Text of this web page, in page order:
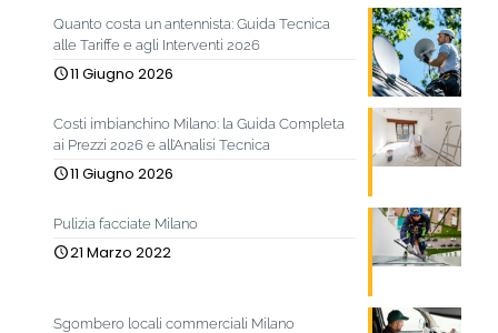
Quanto costa un antennista: Guida Tecnica
alle Tariffe e agli Interventi 2026
11 Giugno 2026
Costi imbianchino Milano: la Guida Completa
ai Prezzi 2026 e all’Analisi Tecnica
11 Giugno 2026
Pulizia facciate Milano
21 Marzo 2022
Sgombero locali commerciali Milano